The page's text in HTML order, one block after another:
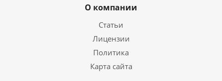
О компании
Статьи
Лицензии
Политика
Карта сайта